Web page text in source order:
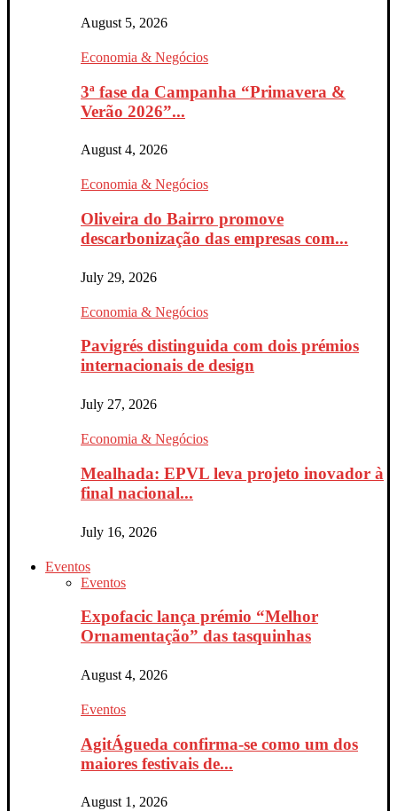
August 5, 2026
Economia & Negócios
3ª fase da Campanha “Primavera &
Verão 2026”...
August 4, 2026
Economia & Negócios
Oliveira do Bairro promove
descarbonização das empresas com...
July 29, 2026
Economia & Negócios
Pavigrés distinguida com dois prémios
internacionais de design
July 27, 2026
Economia & Negócios
Mealhada: EPVL leva projeto inovador à
final nacional...
July 16, 2026
Eventos
Eventos
Expofacic lança prémio “Melhor
Ornamentação” das tasquinhas
August 4, 2026
Eventos
AgitÁgueda confirma-se como um dos
maiores festivais de...
August 1, 2026